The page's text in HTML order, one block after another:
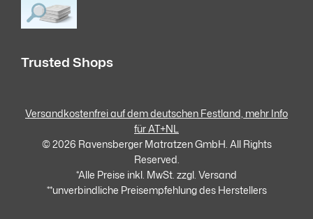
Trusted Shops
© 2026 Ravensberger Matratzen GmbH. All Rights
Reserved.
*Alle Preise inkl. MwSt. zzgl. Versand
**unverbindliche Preisempfehlung des Herstellers
Versandkostenfrei auf dem deutschen Festland, mehr Info
für AT+NL